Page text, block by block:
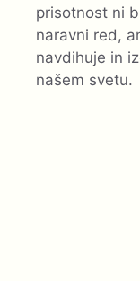
prisotnost ni
naravni red,
navdihuje in
našem svetu.